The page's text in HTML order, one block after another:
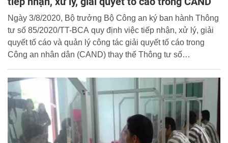
Ngày 3/8/2020, Bộ trưởng Bộ Công an ký ban hành Thông
tư số 85/2020/TT-BCA quy định việc tiếp nhận, xử lý, giải
quyết tố cáo và quản lý công tác giải quyết tố cáo trong
Công an nhân dân (CAND) thay thế Thông tư số
cáo 2018, Nghị định số 22/2019/NĐ-CP của Chính phủ
quy định về tố cáo và giải quyết tố cáo trong CAND và cơ
cấu tổ chức mới của Bộ Công an.